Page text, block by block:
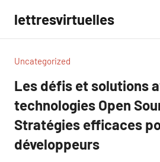
contenu
lettresvirtuelles
Uncategorized
Les défis et solutions
technologies Open
Stratégies efficaces
développeurs